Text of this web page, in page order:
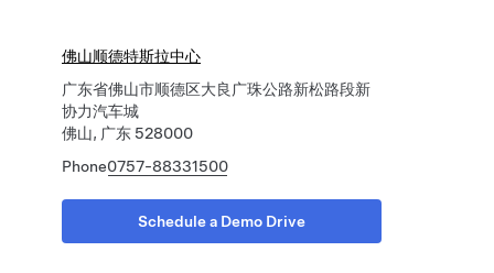
佛山顺德特斯拉中心
广东省佛山市顺德区大良广珠公路新松路段新
协力汽车城
佛山, 广东 528000
Phone0757-88331500
Schedule a Demo Drive